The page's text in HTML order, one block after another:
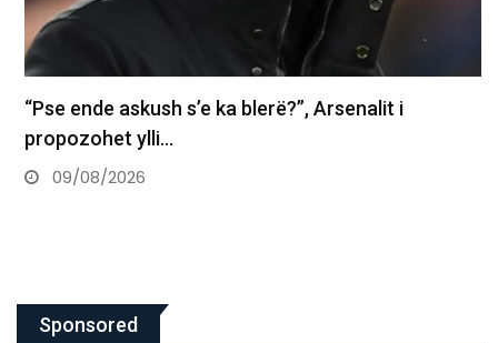
“Pse ende askush s’e ka blerë?”, Arsenalit i
propozohet ylli…
09/08/2026
Sponsored